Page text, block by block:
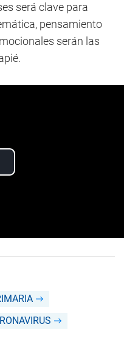
será clave para
pensamiento
serán las